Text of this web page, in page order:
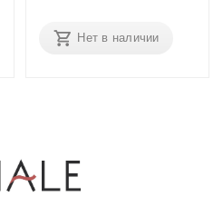
Нет в наличии